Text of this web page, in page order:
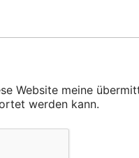
Website meine
werden kann.